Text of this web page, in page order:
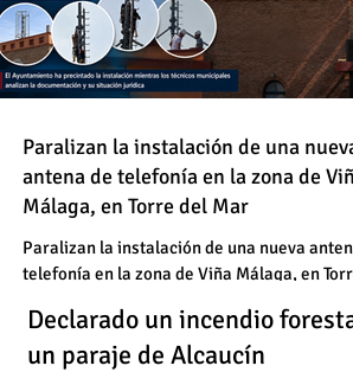
Declarado un incendio
un paraje de Alcaucín
Declarado un incendio
un paraje de Alcaucín
Paralizan la instalación de una
antena de telefonía en la zona de
Málaga, en Torre del Mar
Paralizan la instalación de una nueva
telefonía en la zona de Viña Málaga, en